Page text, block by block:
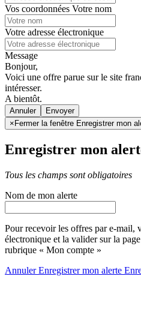
Vos coordonnées Votre nom
Votre adresse électronique
Message
Bonjour,
Voici une offre parue sur le site
intéresser.
A bientôt.
Annuler
× Fermer la fenêtre Enregistrer mon
Enregistrer mon
Tous les champs sont obligatoires
Nom de mon alerte
Pour recevoir les offres par e-mail,
électronique et la valider sur la
rubrique « Mon compte »
AnnulerEnregistrer mon alerte